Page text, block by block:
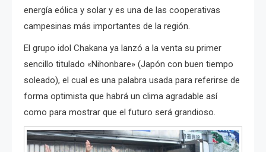
energía eólica y solar y es una de las cooperativas
campesinas más importantes de la región.
El grupo idol Chakana ya lanzó a la venta su primer
sencillo titulado «Nihonbare» (Japón con buen tiempo
soleado), el cual es una palabra usada para referirse de
forma optimista que habrá un clima agradable así
como para mostrar que el futuro será grandioso.